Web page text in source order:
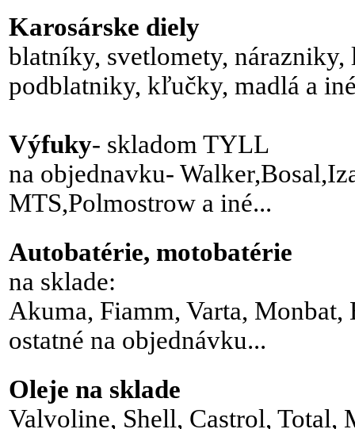
Karosárske diely
blatníky, svetlomety, nárazniky,
podblatniky, kľučky, madlá a
Výfuky- skladom TYLL
na objednavku-
MTS,Polmostrow a iné...
Autobatérie, motobatérie
na sklade:
Akuma, Fiamm, Varta, Monbat,
ostatné na objednávku...
Oleje na sklade
Valvoline, Shell, Castrol, Total,